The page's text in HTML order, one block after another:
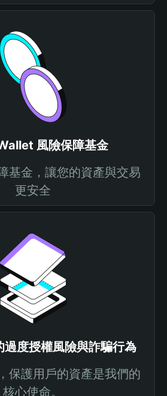
風險保障基金
基金，讓您的資產與交易
更安全
過度授權風險與詐騙行為
保護用戶的資產是我們的
核心使命。